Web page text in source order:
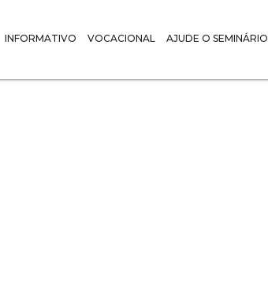
INFORMATIVO VOCACIONAL AJUDE O SEMINÁRIO